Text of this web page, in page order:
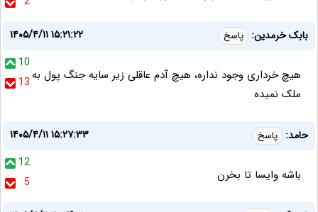
بابک خرمدین: پاسخ
۱۴۰۵/۴/۱۱ ۱۵:۲۱:۲۲
10
13هیچ خرداری وجود نداره، هیچ آدم عاقلی زیر سایه جنگ پول به
ملک نمیده
حامد: پاسخ
۱۴۰۵/۴/۱۱ ۱۵:۲۷:۳۳
12
5
باشه وایسا تا بخرن